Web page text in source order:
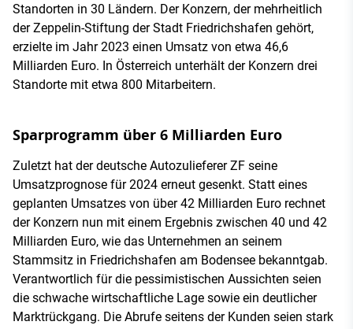
Standorten in 30 Ländern. Der Konzern, der mehrheitlich
der Zeppelin-Stiftung der Stadt Friedrichshafen gehört,
erzielte im Jahr 2023 einen Umsatz von etwa 46,6
Milliarden Euro. In Österreich unterhält der Konzern drei
Standorte mit etwa 800 Mitarbeitern.
Sparprogramm über 6 Milliarden Euro
Zuletzt hat der deutsche Autozulieferer ZF seine
Umsatzprognose für 2024 erneut gesenkt. Statt eines
geplanten Umsatzes von über 42 Milliarden Euro rechnet
der Konzern nun mit einem Ergebnis zwischen 40 und 42
Milliarden Euro, wie das Unternehmen an seinem
Stammsitz in Friedrichshafen am Bodensee bekanntgab.
Verantwortlich für die pessimistischen Aussichten seien
die schwache wirtschaftliche Lage sowie ein deutlicher
Marktrückgang. Die Abrufe seitens der Kunden seien stark